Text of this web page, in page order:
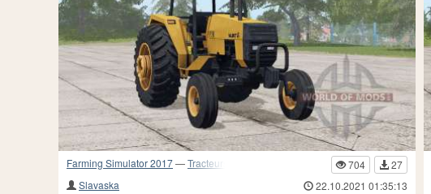
Farming Simulator 2017—Tracteurs 704
27
Slavaska
22.10.2021 01:35:13